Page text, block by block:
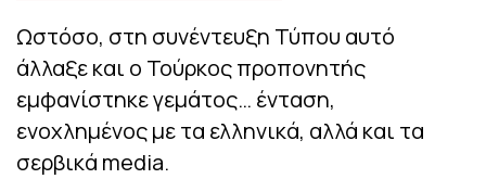
Ωστόσο, στη συνέντευξη Τύπου αυτό
άλλαξε και ο Τούρκος προπονητής
εμφανίστηκε γεμάτος… ένταση,
ενοχλημένος με τα ελληνικά, αλλά και τα
σερβικά media.